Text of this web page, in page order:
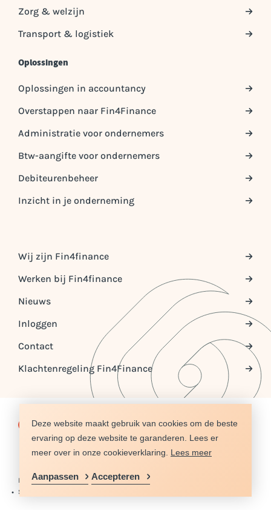
Deze website maakt gebruik van cookies om de beste
ervaring op deze website te garanderen. Lees er
meer over in onze cookieverklaring. Lees meer
Accepteren
Aanpassen
Zorg & welzijn
Transport & logistiek
Oplossingen
Oplossingen in accountancy
Overstappen naar Fin4Finance
Administratie voor ondernemers
Btw-aangifte voor ondernemers
Debiteurenbeheer
Inzicht in je onderneming
Wij zijn Fin4finance
Werken bij Fin4finance
Nieuws
Inloggen
Contact
Klachtenregeling Fin4Finance
© COPYRIGHT 2026 FIN4FINANCE
DISCLAIMER
PRIVACY
ALGEMENE VOORWAARDEN
COOKIES
SITEMAP NIEUWS REFERENTIES
DISCLAIMER PRIVACY ALGEMENE VOORWAARDEN
SITEMAP